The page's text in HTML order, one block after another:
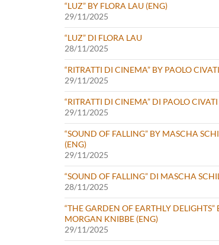
“LUZ” BY FLORA LAU (ENG)
29/11/2025
“LUZ” DI FLORA LAU
28/11/2025
“RITRATTI DI CINEMA” BY PAOLO
29/11/2025
“RITRATTI DI CINEMA” DI PAOLO CIVATI
29/11/2025
“SOUND OF FALLING” BY MASCHA
(ENG)
29/11/2025
“SOUND OF FALLING” DI MASCHA
28/11/2025
“THE GARDEN OF EARTHLY DELIGHTS”
MORGAN KNIBBE (ENG)
29/11/2025